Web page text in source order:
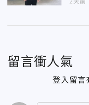
2天前
留言衝人氣
登入留言